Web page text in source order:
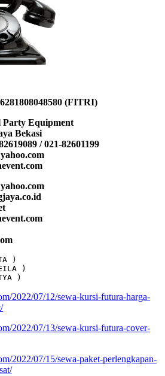
(FITRI)
Party Equipment
Bekasi
/ 021-82601199
)
)
)
2022/07/12/sewa-kursi-futura-harga-
2022/07/13/sewa-kursi-futura-cover-
2022/07/15/sewa-paket-perlengkapan-